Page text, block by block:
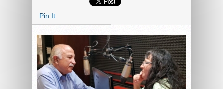
Pin It